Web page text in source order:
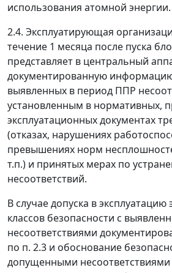
использования атомной энергии.
2.4. Эксплуатирующая
течение 1 месяца после пуска
представляет в центральный
документированную
выявленных в период ППР
установленным в нормативных,
эксплуатационных документах
(отказах, нарушениях
превышениях норм
т.п.) и принятых мерах по
несоответствий.
В случае допуска в эксплуатацию
классов безопасности с
несоответствиями
по п. 2.3 и обоснование
допущенными